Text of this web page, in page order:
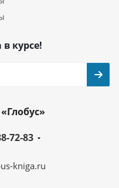
в курсе!
72-83
kniga.ru